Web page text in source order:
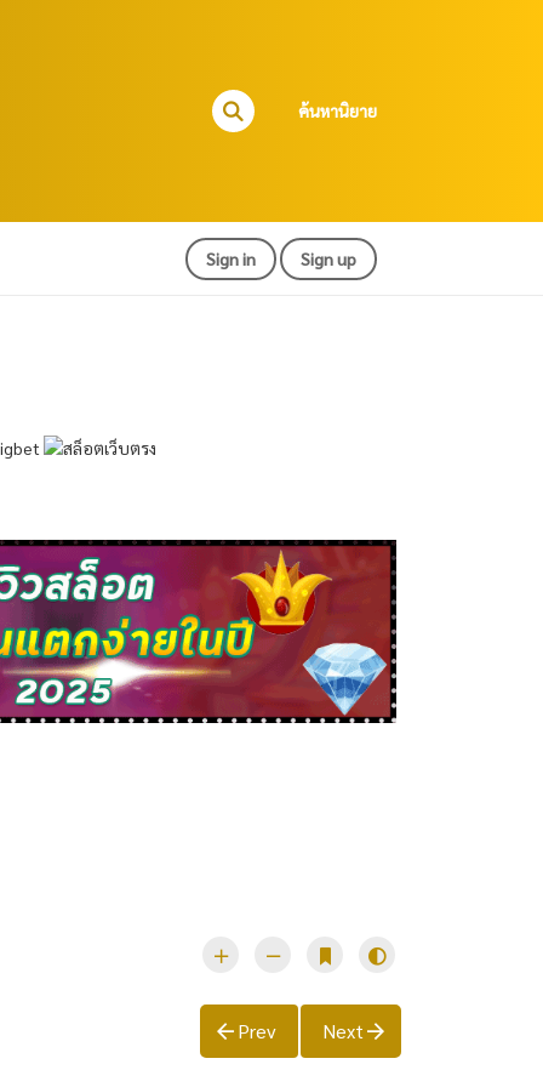
ค้นหานิยาย
Sign in Sign up
Prev Next